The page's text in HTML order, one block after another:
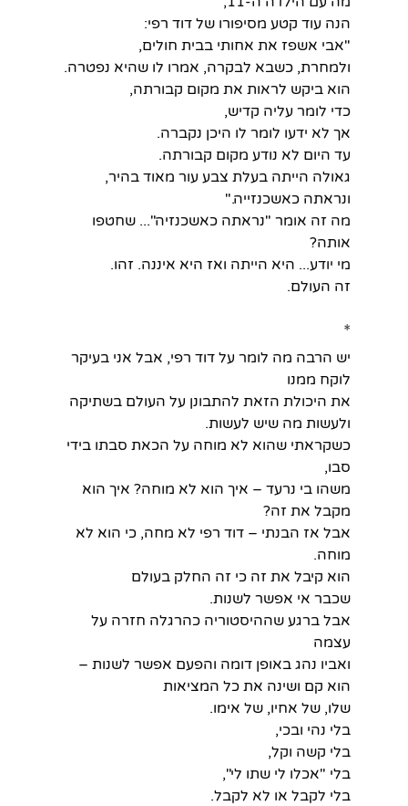
הנה עוד קטע מסיפורו של דוד רפי:
"אבי אשפז את אחותי בבית חולים,
ולמחרת, כשבא לבקרה, אמרו לו שהיא נפטרה.
הוא ביקש לראות את מקום קבורתה,
כדי לומר עליה קדיש,
אך לא ידעו לומר לו היכן נקברה.
עד היום לא נודע מקום קבורתה.
גאולה הייתה בעלת צבע עור מאוד בהיר,
ונראתה כאשכנזייה."
מה זה אומר "נראתה כאשכנזיה"... שחטפו
אותה?
מי יודע... היא הייתה ואז היא איננה. זהו.
זה העולם.
*
יש הרבה מה לומר על דוד רפי, אבל אני בעיקר
לוקח ממנו
את היכולת הזאת להתבונן על העולם בשתיקה
ולעשות מה שיש לעשות.
כשקראתי שהוא לא מוחה על הכאת סבתו בידי
סבו,
משהו בי נרעד – איך הוא לא מוחה? איך הוא
מקבל את זה?
אבל אז הבנתי – דוד רפי לא מחה, כי הוא לא
מוחה.
הוא קיבל את זה כי זה החלק בעולם
שכבר אי אפשר לשנות.
אבל ברגע שההיסטוריה כהרגלה חזרה על
עצמה
ואביו נהג באופן דומה והפעם אפשר לשנות –
הוא קם ושינה את כל המציאות
שלו, של אחיו, של אימו.
בלי נהי ובכי,
בלי קשה וקל,
בלי "אכלו לי שתו לי",
בלי לקבל או לא לקבל.